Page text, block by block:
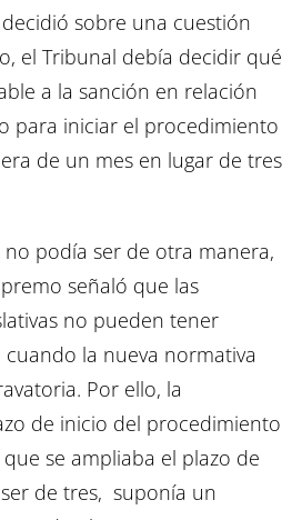
sobre una cuestión
el Tribunal debía decidir qué
a la sanción en relación
para iniciar el procedimiento
de un mes en lugar de tres
podía ser de otra manera,
señaló que las
no pueden tener
la nueva normativa
Por ello, la
de inicio del procedimiento
se ampliaba el plazo de
de tres, suponía un